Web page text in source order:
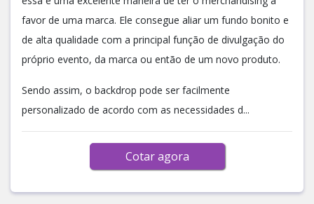
favor de uma marca. Ele consegue aliar um fundo bonito e
de alta qualidade com a principal função de divulgação do
próprio evento, da marca ou então de um novo produto.
Sendo assim, o backdrop pode ser facilmente
personalizado de acordo com as necessidades d...
Cotar agora